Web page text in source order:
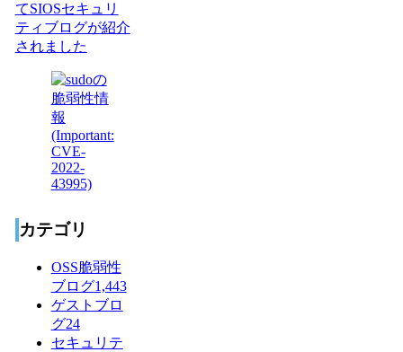
てSIOSセキュリ
ティブログが紹介
されました
カテゴリ
OSS脆弱性
ブログ1,443
ゲストブロ
グ24
セキュリテ